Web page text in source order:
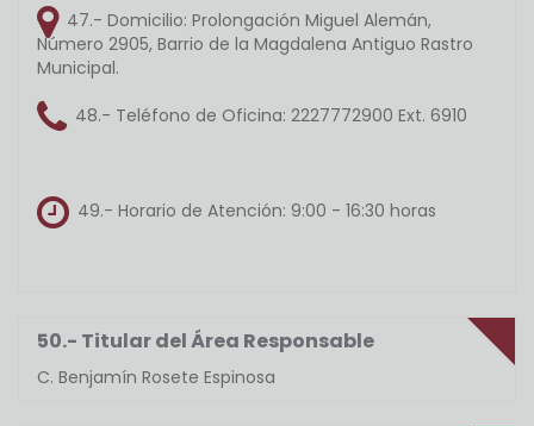
47.- Domicilio: Prolongación Miguel Alemán,
Número 2905, Barrio de la Magdalena Antiguo Rastro
Municipal.
48.- Teléfono de Oficina: 2227772900 Ext. 6910
49.- Horario de Atención: 9:00 - 16:30 horas
50.- Titular del Área Responsable
C. Benjamín Rosete Espinosa